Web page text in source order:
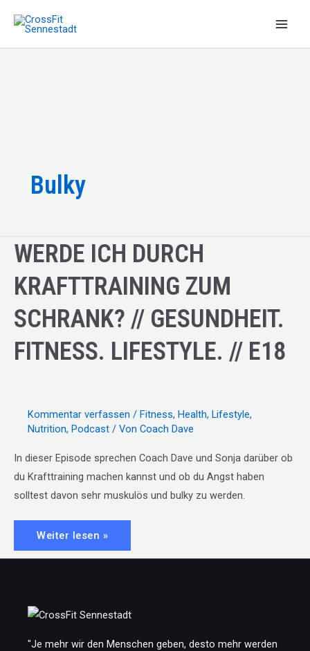
Inhalt
springen
Bulky
WERDE ICH DURCH
KRAFTTRAINING ZUM
SCHRANK? // GESUNDHEIT.
FITNESS. LIFESTYLE. // E18
Kommentar verfassen / Fitness, Health, Lifestyle,
Nutrition, Podcast / Von Coach Dave
In dieser Episode sprechen Coach Dave und Sonja darüber ob
du Krafttraining machen kannst und ob du Angst haben
solltest davon sehr muskulös und bulky zu werden.
WERDE
DURCH
FITNESS.
LIFESTYLE.
E18
Weiter lesen »
"Je mehr wir den Menschen geben, desto mehr werden